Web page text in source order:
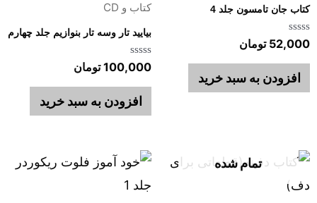
کتاب جان تامسون جلد 4
امتیاز
0
از
52,000 تومان
افزودن به سبد خرید
کتاب و CD
بیایید تار وسه تار بنوازیم جلد چهارم
امتیاز
0
از
100,000 تومان
افزودن به سبد خرید
تمام شده